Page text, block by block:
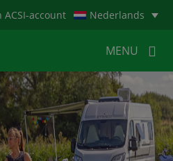
ACSI-account Nederlands
MENU